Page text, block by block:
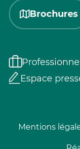
Brochures
Espace
Mentions